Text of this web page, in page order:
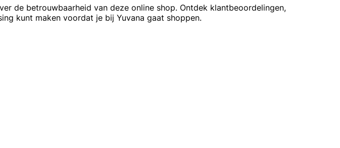
de betrouwbaarheid van deze online shop. Ontdek klantbeoordelingen,
kunt maken voordat je bij Yuvana gaat shoppen.